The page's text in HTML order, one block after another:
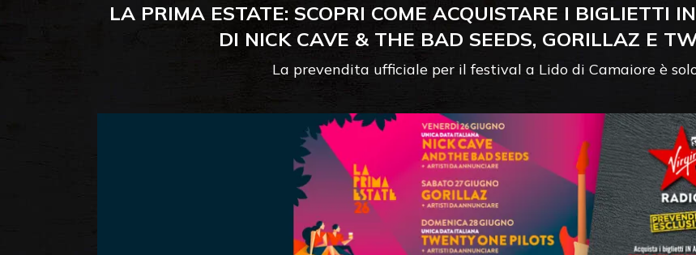
LA PRIMA ESTATE: SCOPRI COME ACQUISTARE I BIGLIETTI
DI NICK CAVE & THE BAD SEEDS, GORILLAZ E
La prevendita ufficiale per il festival a Lido di Camaiore è